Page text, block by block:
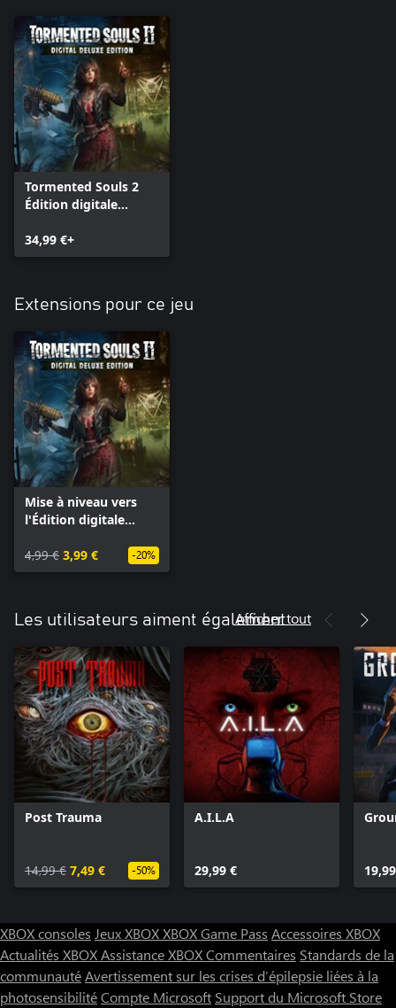
Tormented Souls 2
Édition digitale
34,99 €+
Extensions pour ce jeu
Mise à niveau vers
l'Édition digitale
Souls 2
4,99 € 3,99 € -20%
Les utilisateurs aiment également
Afficher tout
Post Trauma
14,99 € 7,49 € -50%
A.I.L.A
29,99 €
XBOX consoles Jeux XBOXXBOX Game Pass Accessoires XBOX
Actualités XBOXAssistance XBOXCommentaires Standards de la
communautéAvertissement sur les crises d’épilepsie liées à la
photosensibilitéCompte Microsoft Support du Microsoft Store